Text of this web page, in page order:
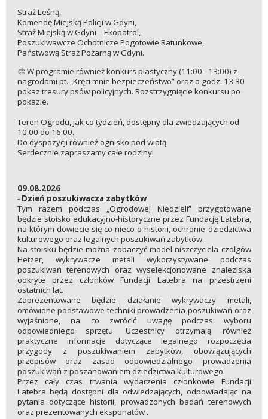
Straż Leśną,
Komendę Miejską Policji w Gdyni,
Straż Miejską w Gdyni – Ekopatrol,
Poszukiwawcze Ochotnicze Pogotowie Ratunkowe,
Państwową Straż Pożarną w Gdyni.
🎨 W programie również konkurs plastyczny (11:00 - 13:00) z
nagrodami pt. „Kręci mnie bezpieczeństwo” oraz o godz. 13:30
pokaz tresury psów policyjnych. Rozstrzygnięcie konkursu po
pokazie.
Teren Ogrodu, jak co tydzień, dostępny dla zwiedzających od
10:00 do 16:00.
Do dyspozycji również ognisko pod wiatą.
Serdecznie zapraszamy całe rodziny!
09.08.2026
- Dzień poszukiwacza zabytków
Tym razem podczas „Ogrodowej Niedzieli” przygotowane
będzie stoisko edukacyjno-historyczne przez Fundację Latebra,
na którym dowiecie się co nieco o historii, ochronie dziedzictwa
kulturowego oraz legalnych poszukiwań zabytków.
Na stoisku będzie można zobaczyć model niszczyciela czołgów
Hetzer, wykrywacze metali wykorzystywane podczas
poszukiwań terenowych oraz wyselekcjonowane znaleziska
odkryte przez członków Fundacji Latebra na przestrzeni
ostatnich lat.
Zaprezentowane będzie działanie wykrywaczy metali,
omówione podstawowe techniki prowadzenia poszukiwań oraz
wyjaśnione, na co zwrócić uwagę podczas wyboru
odpowiedniego sprzętu. Uczestnicy otrzymają również
praktyczne informacje dotyczące legalnego rozpoczęcia
przygody z poszukiwaniem zabytków, obowiązujących
przepisów oraz zasad odpowiedzialnego prowadzenia
poszukiwań z poszanowaniem dziedzictwa kulturowego.
Przez cały czas trwania wydarzenia członkowie Fundacji
Latebra będą dostępni dla odwiedzających, odpowiadając na
pytania dotyczące historii, prowadzonych badań terenowych
oraz prezentowanych eksponatów .